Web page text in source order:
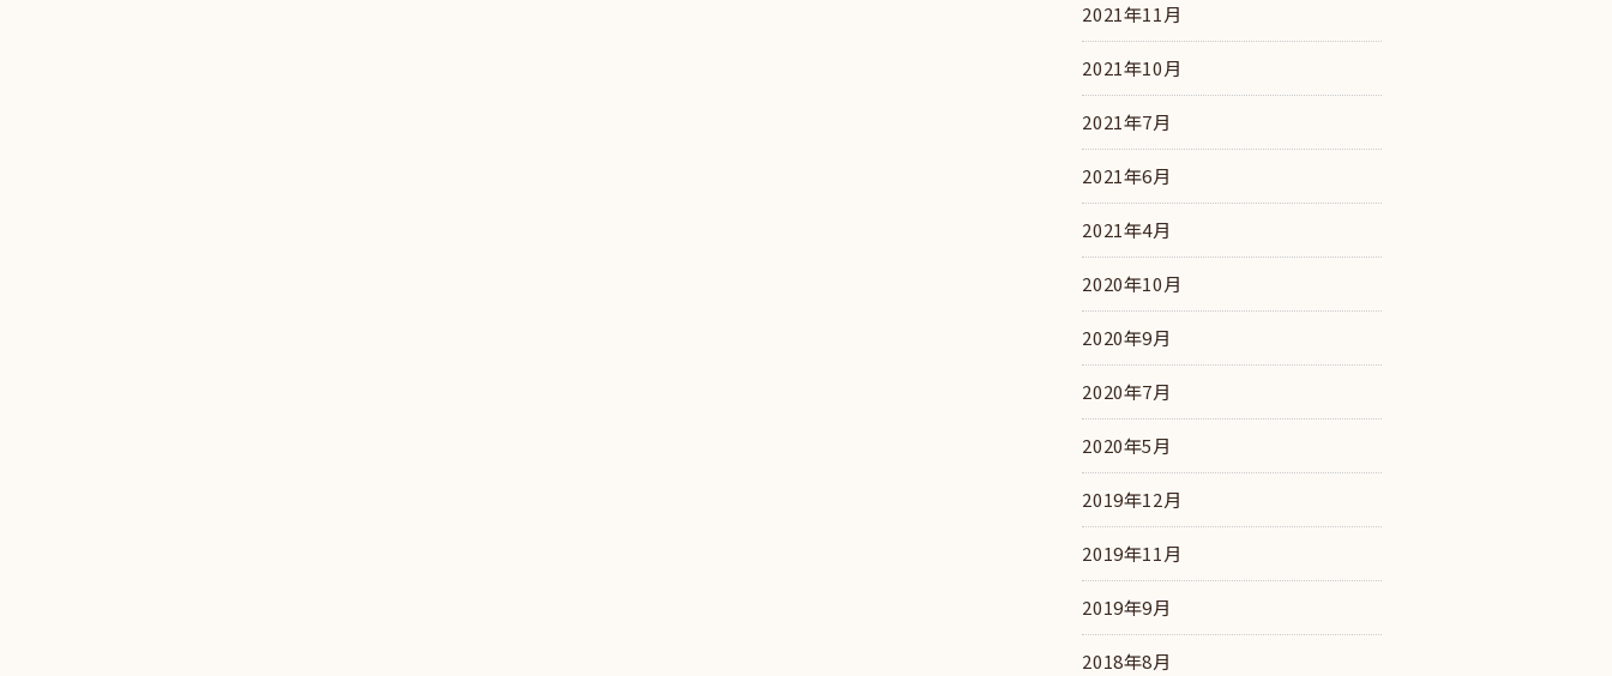
2021年11月
2021年10月
2021年7月
2021年6月
2021年4月
2020年10月
2020年9月
2020年7月
2020年5月
2019年12月
2019年11月
2019年9月
2018年8月